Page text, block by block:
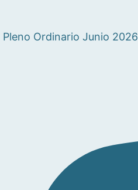
Pleno Ordinario Junio 2026